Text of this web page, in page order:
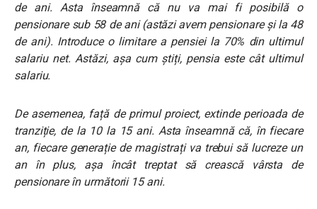
de ani. Asta înseamnă că nu va mai fi posibilă o
pensionare sub 58 de ani (astăzi avem pensionare și la 48
de ani). Introduce o limitare a pensiei la 70% din ultimul
salariu net. Astăzi, așa cum știți, pensia este cât ultimul
salariu.
De asemenea, față de primul proiect, extinde perioada de
tranziție, de la 10 la 15 ani. Asta înseamnă că, în fiecare
an, fiecare generație de magistrați va trebui să lucreze un
an în plus, așa încât treptat să crească vârsta de
pensionare în următorii 15 ani.